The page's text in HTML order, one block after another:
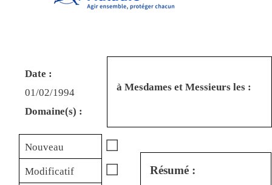
Date :
01/02/1994
Domaine(s) :
à Mesdames et Messieurs les :
Nouveau ☐
Modificatif ☐ Résumé :